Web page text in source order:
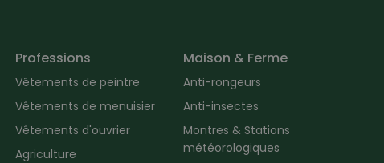
Professions
Vêtements de peintre
Vêtements de menuisier
Vêtements d'ouvrier
Agriculture
Maison & Ferme
Anti-rongeurs
Anti-insectes
Montres & Stations
météorologiques